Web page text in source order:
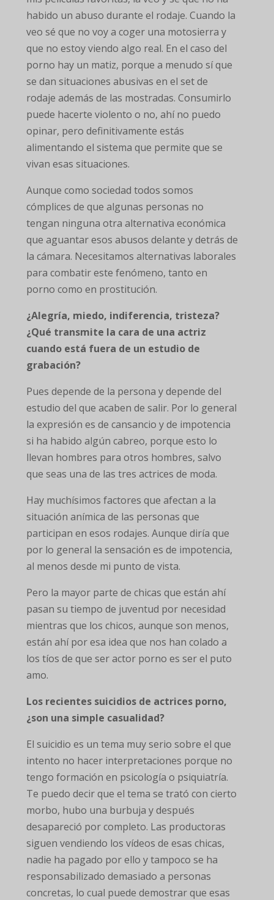
habido un abuso durante el rodaje. Cuando la
veo sé que no voy a coger una motosierra y
que no estoy viendo algo real. En el caso del
porno hay un matiz, porque a menudo sí que
se dan situaciones abusivas en el set de
rodaje además de las mostradas. Consumirlo
puede hacerte violento o no, ahí no puedo
opinar, pero definitivamente estás
alimentando el sistema que permite que se
vivan esas situaciones.
Aunque como sociedad todos somos
cómplices de que algunas personas no
tengan ninguna otra alternativa económica
que aguantar esos abusos delante y detrás de
la cámara. Necesitamos alternativas laborales
para combatir este fenómeno, tanto en
porno como en prostitución.
¿Alegría, miedo, indiferencia, tristeza?
¿Qué transmite la cara de una actriz
cuando está fuera de un estudio de
grabación?
Pues depende de la persona y depende del
estudio del que acaben de salir. Por lo general
la expresión es de cansancio y de impotencia
si ha habido algún cabreo, porque esto lo
llevan hombres para otros hombres, salvo
que seas una de las tres actrices de moda.
Hay muchísimos factores que afectan a la
situación anímica de las personas que
participan en esos rodajes. Aunque diría que
por lo general la sensación es de impotencia,
al menos desde mi punto de vista.
Pero la mayor parte de chicas que están ahí
pasan su tiempo de juventud por necesidad
mientras que los chicos, aunque son menos,
están ahí por esa idea que nos han colado a
los tíos de que ser actor porno es ser el puto
amo.
Los recientes suicidios de actrices porno,
¿son una simple casualidad?
El suicidio es un tema muy serio sobre el que
intento no hacer interpretaciones porque no
tengo formación en psicología o psiquiatría.
Te puedo decir que el tema se trató con cierto
morbo, hubo una burbuja y después
desapareció por completo. Las productoras
siguen vendiendo los vídeos de esas chicas,
nadie ha pagado por ello y tampoco se ha
responsabilizado demasiado a personas
concretas, lo cual puede demostrar que esas